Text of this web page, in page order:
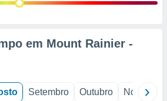
em Mount Rainier -
Setembro Outubro Novembro